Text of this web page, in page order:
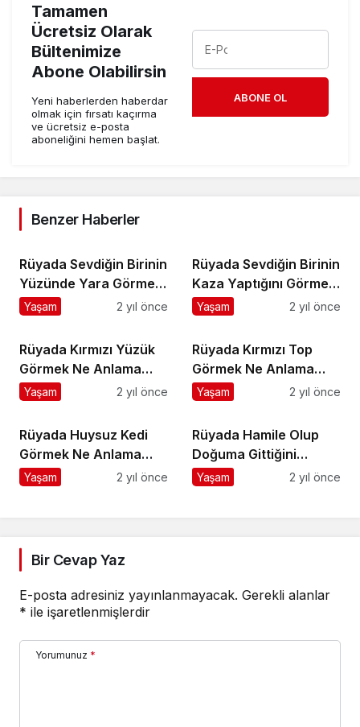
Tamamen
Ücretsiz Olarak
Bültenimize
Abone Olabilirsin
Yeni haberlerden haberdar
olmak için fırsatı kaçırma
ve ücretsiz e-posta
aboneliğini hemen başlat.
ABONE OL
Benzer Haberler
Rüyada Sevdiğin Birinin
Yüzünde Yara Görmek
Ne Anlama Gelir?
Yaşam 2 yıl önce
Rüyada Sevdiğin Birinin
Kaza Yaptığını Görmek
Ne Anlama Gelir?
Yaşam 2 yıl önce
Rüyada Kırmızı Yüzük
Görmek Ne Anlama
Gelir?
Yaşam 2 yıl önce
Rüyada Kırmızı Top
Görmek Ne Anlama
Gelir?
Yaşam 2 yıl önce
Rüyada Huysuz Kedi
Görmek Ne Anlama
Gelir?
Yaşam 2 yıl önce
Rüyada Hamile Olup
Doğuma Gittiğini
Görmek Ne Anlama
Yaşam 2 yıl önce
Bir Cevap Yaz
E-posta adresiniz yayınlanmayacak. Gerekli alanlar
* ile işaretlenmişlerdir
Yorumunuz *